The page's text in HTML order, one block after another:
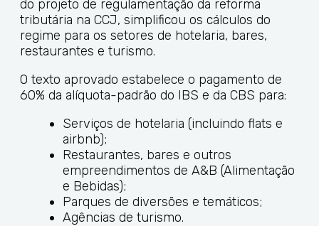
do projeto de regulamentação da reforma
tributária na CCJ, simplificou os cálculos do
regime para os setores de hotelaria, bares,
restaurantes e turismo.
O texto aprovado estabelece o pagamento de
60% da alíquota-padrão do IBS e da CBS para:
Serviços de hotelaria (incluindo flats e
airbnb);
Restaurantes, bares e outros
empreendimentos de A&B (Alimentação
e Bebidas);
Parques de diversões e temáticos;
Agências de turismo.